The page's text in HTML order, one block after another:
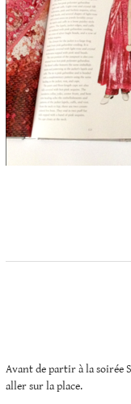
Avant de partir à la soirée
aller sur la place.